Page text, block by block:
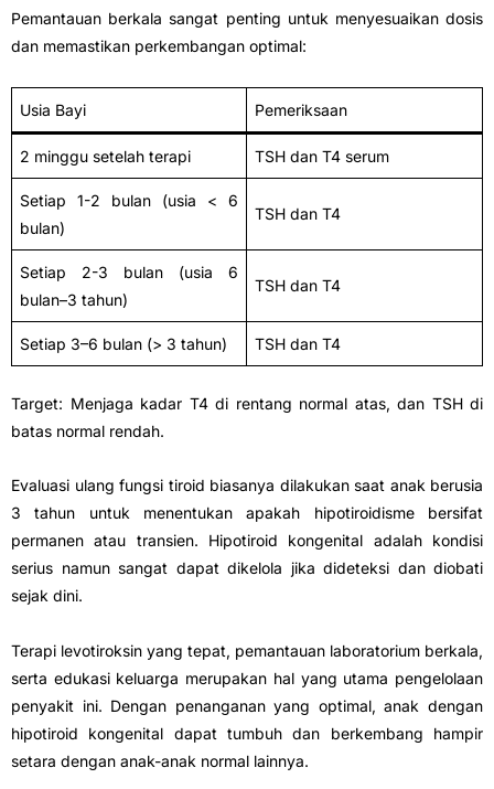
Pemantauan berkala sangat penting untuk menyesuaikan dosis
dan memastikan perkembangan optimal:
Usia Bayi Pemeriksaan
2 minggu setelah terapi TSH dan T4 serum
Setiap 1-2 bulan (usia < 6
bulan)
TSH dan T4
Setiap 2-3 bulan (usia 6
bulan–3 tahun)
TSH dan T4
Setiap 3–6 bulan (> 3 tahun) TSH dan T4
Target: Menjaga kadar T4 di rentang normal atas, dan TSH di
batas normal rendah.
Evaluasi ulang fungsi tiroid biasanya dilakukan saat anak berusia
3 tahun untuk menentukan apakah hipotiroidisme bersifat
permanen atau transien. Hipotiroid kongenital adalah kondisi
serius namun sangat dapat dikelola jika dideteksi dan diobati
sejak dini.
Terapi levotiroksin yang tepat, pemantauan laboratorium berkala,
serta edukasi keluarga merupakan hal yang utama pengelolaan
penyakit ini. Dengan penanganan yang optimal, anak dengan
hipotiroid kongenital dapat tumbuh dan berkembang hampir
setara dengan anak-anak normal lainnya.